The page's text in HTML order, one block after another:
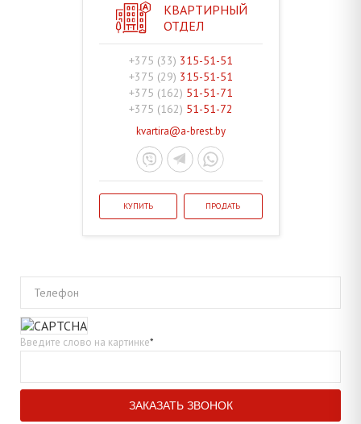
КВАРТИРНЫЙ
ОТДЕЛ
+375 (33) 315-51-51
+375 (29) 315-51-51
+375 (162) 51-51-71
+375 (162) 51-51-72
kvartira@a-brest.by
КУПИТЬ ПРОДАТЬ
Телефон
Введите слово на картинке*